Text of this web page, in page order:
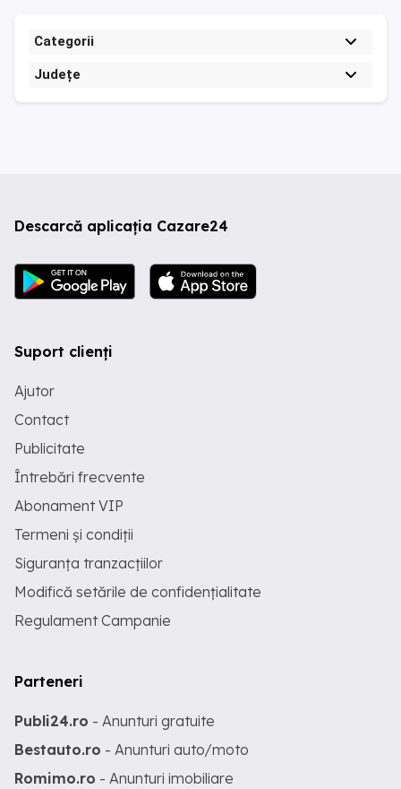
Categorii
Județe
Descarcă aplicația Cazare24
Suport clienți
Ajutor
Contact
Publicitate
Întrebări frecvente
Abonament VIP
Termeni și condiții
Siguranța tranzacțiilor
Modifică setările de confidențialitate
Regulament Campanie
Parteneri
Publi24.ro - Anunturi gratuite
Bestauto.ro - Anunturi auto/moto
Romimo.ro - Anunturi imobiliare